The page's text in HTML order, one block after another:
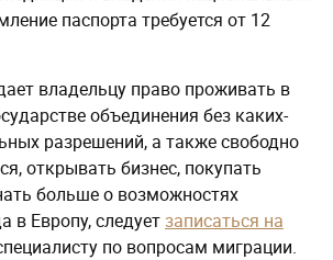
паспорта требуется от 12
владельцу право проживать в
объединения без каких-
разрешений, а также свободно
открывать бизнес, покупать
больше о возможностях
в Европу, следуетзаписаться на
по вопросам миграции.